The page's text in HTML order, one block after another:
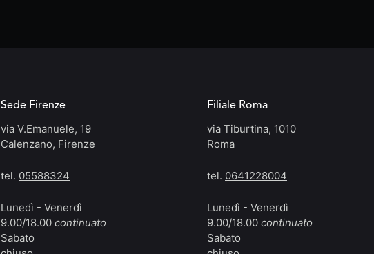
Sede Firenze
via V.Emanuele, 19
Calenzano, Firenze
tel. 05588324
Lunedì - Venerdì
9.00/18.00 continuato
Sabato
Filiale Roma
via Tiburtina, 1010
Roma
tel. 0641228004
Lunedì - Venerdì
9.00/18.00 continuato
Sabato